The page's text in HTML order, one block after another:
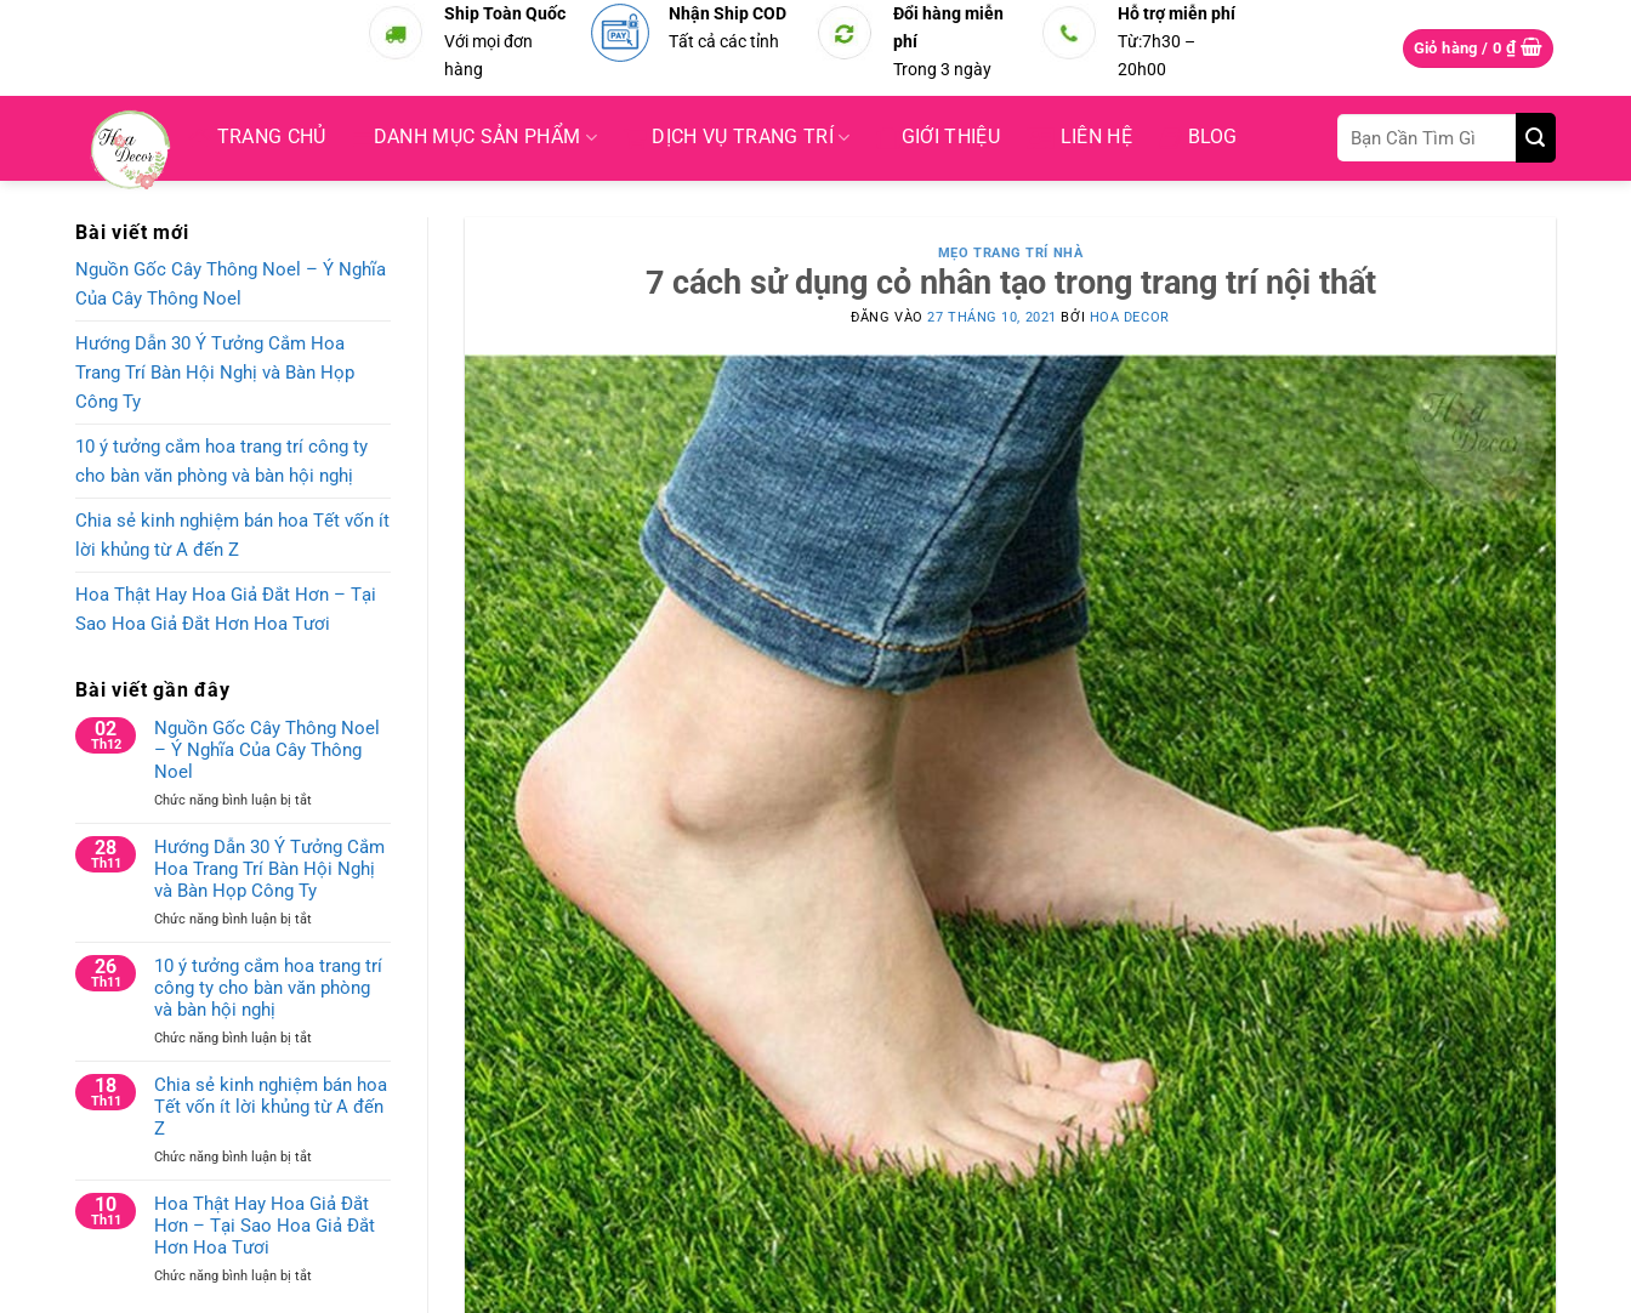
Ship Toàn Quốc
Với mọi đơn
hàng
Nhận Ship COD
Tất cả các tỉnh
Đổi hàng miễn
phí
Trong 3 ngày
Hỗ trợ miễn phí
Từ:7h30 –
20h00
Giỏ hàng / 0 ₫
TRANG CHỦ DANH MỤC SẢN PHẨM DỊCH VỤ TRANG TRÍ GIỚI THIỆU LIÊN HỆ BLOG
Tìm
kiếm:
Bài viết mới
Nguồn Gốc Cây Thông Noel – Ý Nghĩa
Của Cây Thông Noel
Hướng Dẫn 30 Ý Tưởng Cắm Hoa
Trang Trí Bàn Hội Nghị và Bàn Họp
Công Ty
10 ý tưởng cắm hoa trang trí công ty
cho bàn văn phòng và bàn hội nghị
Chia sẻ kinh nghiệm bán hoa Tết vốn ít
lời khủng từ A đến Z
Hoa Thật Hay Hoa Giả Đắt Hơn – Tại
Sao Hoa Giả Đắt Hơn Hoa Tươi
Bài viết gần đây
02
Th12
Nguồn Gốc Cây Thông Noel
– Ý Nghĩa Của Cây Thông
Noel
Chức năng bình luận bị tắtở
Gốc
Cây
Thông
Noel
–
Nghĩa
Của
Noel
28
Th11
Hướng Dẫn 30 Ý Tưởng Cắm
Hoa Trang Trí Bàn Hội Nghị
và Bàn Họp Công Ty
Chức năng bình luận bị tắtở
Dẫn
Cắm
Trang
Trí
Nghị
Bàn
Họp
26
Th11
10 ý tưởng cắm hoa trang trí
công ty cho bàn văn phòng
và bàn hội nghị
Chức năng bình luận bị tắtở
ý
tưởng
trang
công
ty
văn
18
Th11
Chia sẻ kinh nghiệm bán hoa
Tết vốn ít lời khủng từ A đến
Z
Chức năng bình luận bị tắtở
sẻ
kinh
hoa
10
Th11
Hoa Thật Hay Hoa Giả Đắt
Hơn – Tại Sao Hoa Giả Đắt
Hơn Hoa Tươi
Chức năng bình luận bị tắtở
MẸO TRANG TRÍ NHÀ
7 cách sử dụng cỏ nhân tạo trong trang trí nội thất
ĐĂNG VÀO27 THÁNG 10, 2021 BỞI HOA DECOR